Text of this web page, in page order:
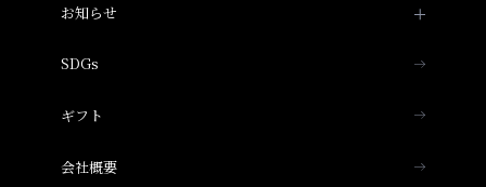
梅小路ポテル京都
ホテルヴィスキオ大阪
Collection
ポイント利用商品一覧
お知らせ
プレスリリース
SDGs
ギフト
会社概要